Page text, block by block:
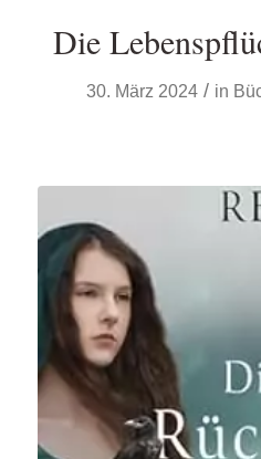
Die
30. März 2024 / in